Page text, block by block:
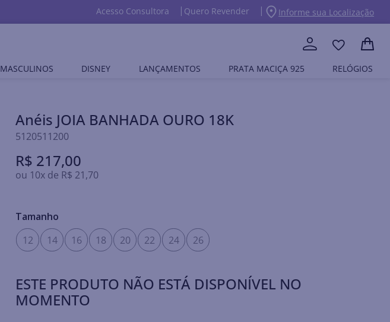
Acesso Consultora Quero Revender Informe sua Localização
MASCULINOS DISNEY LANÇAMENTOS PRATA MACIÇA 925 RELÓGIOS
Anéis JOIA BANHADA OURO 18K
5120511200
R$ 217,00
ou 10x de R$ 21,70
Tamanho
12
14 16 18 20 22 24 26
ESTE PRODUTO NÃO ESTÁ DISPONÍVEL NO
MOMENTO